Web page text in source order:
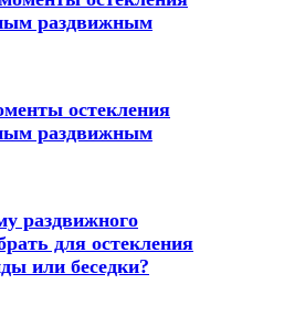
остекления
раздвижным